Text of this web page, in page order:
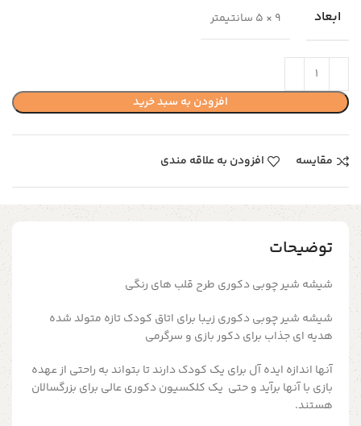
ابعاد 9 × 5 سانتیمتر
افزودن به سبد خرید
مقایسه افزودن به علاقه مندی
توضیحات
شیشه شیر چوبی دکوری طرح قلب های رنگی
شیشه شیر چوبی دکوری زیبا برای اتاق کودک تازه متولد شده
هدیه ای جذاب برای دکور بازی و سرگرمی
آنها اندازه ایده آل برای یک کودک دارند تا بتواند به راحتی از عهده
بازی با آنها برآید و حتی یک کلکسیون دکوری عالی برای بزرگسالان
هستند.